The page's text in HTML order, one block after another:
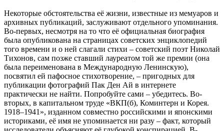
Некоторые обстоятельства её жизни, известные из мемуаров и
архивных публикаций, заслуживают отдельного упоминания.
Во-первых, несмотря на то что её официальная биография
была опубликована на страницах советских энциклопедий
того времени и о ней слагали стихи – советский поэт Николай
Тихонов, сам позже ставший лауреатом той же премии (она
была переименована в Международную Ленинскую),
посвятил ей пафосное стихотворение, – пригодных для
публикации фотографий Пак Ден Ай в интернете
практически не найти. Попробуйте сами – убедитесь. Во-
вторых, в капитальном труде «ВКП(б), Коминтерн и Корея.
1918–1941», изданном совместно российскими и японскими
историками, её имя не упоминается ни разу – факт, который